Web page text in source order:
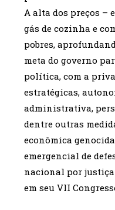
A alta dos preços –
gás de cozinha e
pobres,
meta do governo
política, com a
estratégicas,
administrativa,
dentre outras
econômica
emergencial de
nacional por
em seu VII